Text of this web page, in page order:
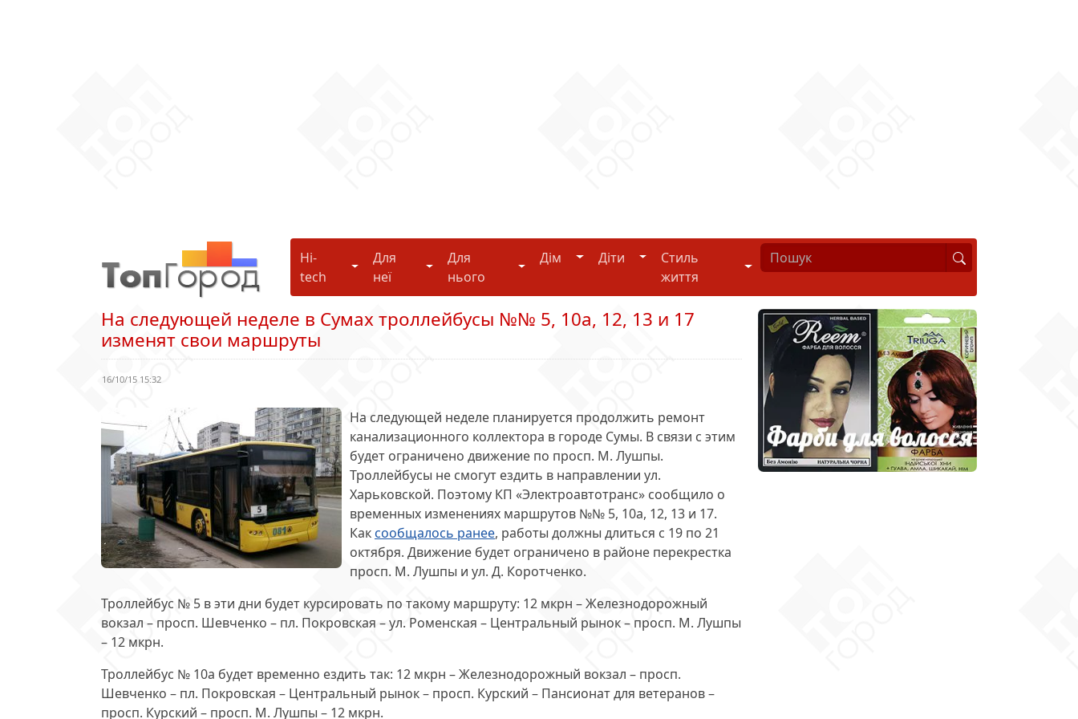
Hi-
tech
Hi-tech
Для
неї
Для неї
Для
нього
Для нього
Дім Дім Діти ДітиСтиль
життя
Стиль життя
На следующей неделе в Сумах троллейбусы №№ 5, 10а, 12, 13 и 17
изменят свои маршруты
16/10/15 15:32
На следующей неделе планируется продолжить ремонт
канализационного коллектора в городе Сумы. В связи с этим
будет ограничено движение по просп. М. Лушпы.
Троллейбусы не смогут ездить в направлении ул.
Харьковской. Поэтому КП «Электроавтотранс» сообщило о
временных изменениях маршрутов №№ 5, 10а, 12, 13 и 17.
Каксообщалось ранее, работы должны длиться с 19 по 21
октября. Движение будет ограничено в районе перекрестка
просп. М. Лушпы и ул. Д. Коротченко.
Троллейбус № 5 в эти дни будет курсировать по такому маршруту: 12 мкрн – Железнодорожный
вокзал – просп. Шевченко – пл. Покровская – ул. Роменская – Центральный рынок – просп. М. Лушпы
– 12 мкрн.
Троллейбус № 10а будет временно ездить так: 12 мкрн – Железнодорожный вокзал – просп.
Шевченко – пл. Покровская – Центральный рынок – просп. Курский – Пансионат для ветеранов –
просп. Курский – просп. М. Лушпы – 12 мкрн.